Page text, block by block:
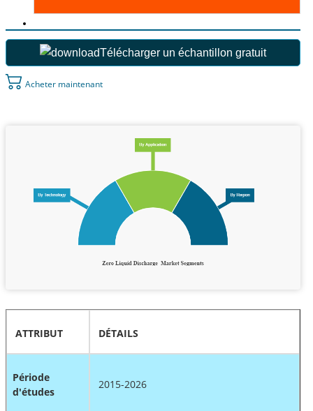
Télécharger un échantillon gratuit
Acheter maintenant
ATTRIBUT DÉTAILS
Période
d'études
2015-2026